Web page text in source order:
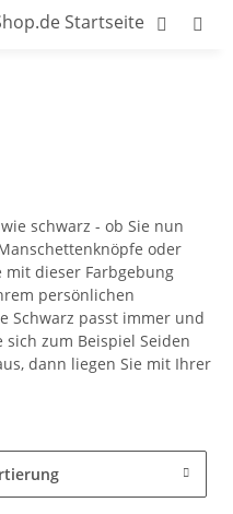
schwarz - ob Sie nun
oder
mit dieser Farbgebung
persönlichen
Schwarz passt immer und
sich zum Beispiel Seiden
dann liegen Sie mit Ihrer